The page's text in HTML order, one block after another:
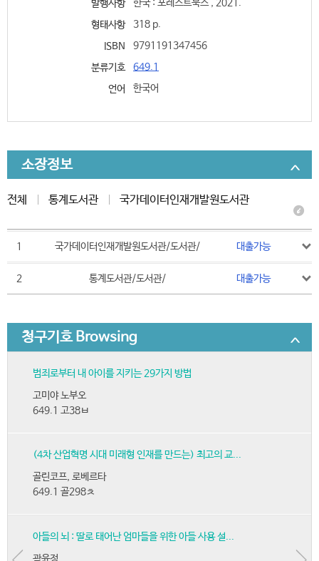
발행사항
한국 : 포레스트북스 , 2021.
형태사항
318 p.
ISBN
9791191347456
분류기호
649.1
언어
한국어
소장정보
전체 통계도서관 국가데이터인재개발원도서관
1 국가데이터인재개발원도서관/도서관/ 대출가능
2 통계도서관/도서관/ 대출가능
청구기호 Browsing
범죄로부터 내 아이를 지키는 29가지 방법
고미야 노부오
649.1 고38ㅂ
(4차 산업혁명 시대 미래형 인재를 만드는) 최고의 교...
골린코프, 로베르타
649.1 골298ㅊ
아들의 뇌 : 딸로 태어난 엄마들을 위한 아들 사용 설...